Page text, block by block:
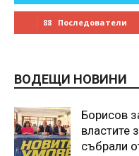
88 Последователи
ВОДЕЩИ НОВИНИ
Борисов
властите
събрали